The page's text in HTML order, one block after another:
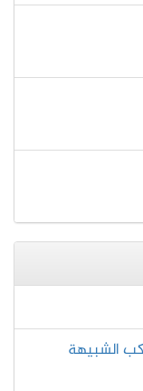
الشبيهة